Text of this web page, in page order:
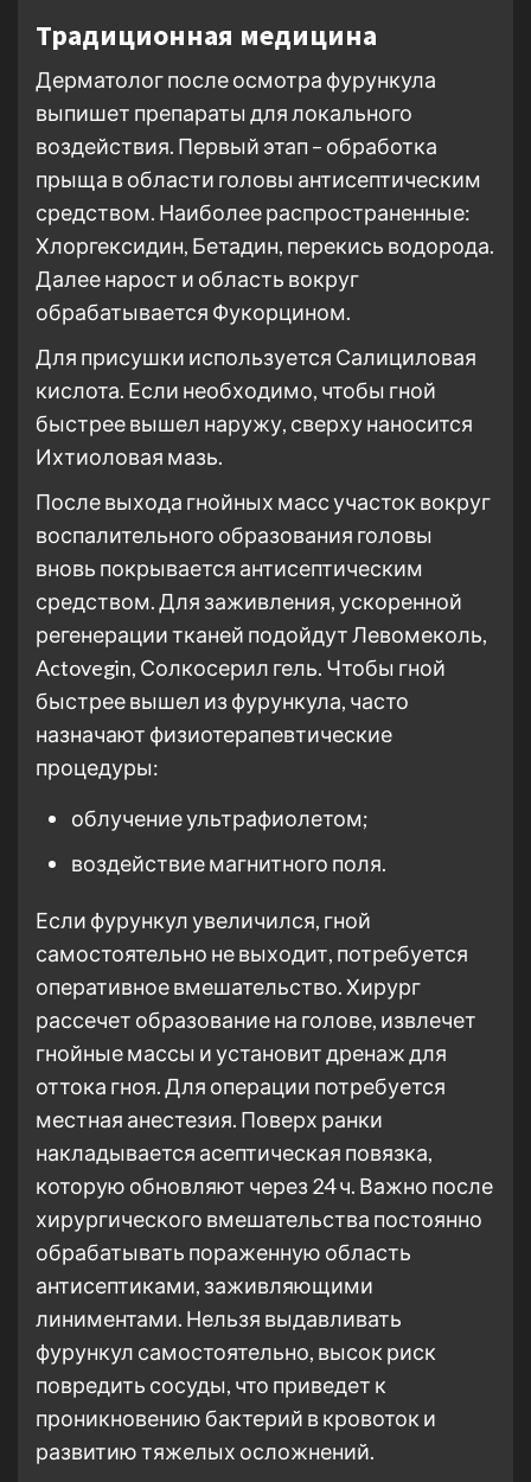
Традиционная медицина
Дерматолог после осмотра фурункула
выпишет препараты для локального
воздействия. Первый этап – обработка
прыща в области головы антисептическим
средством. Наиболее распространенные:
Хлоргексидин, Бетадин, перекись водорода.
Далее нарост и область вокруг
обрабатывается Фукорцином.
Для присушки используется Салициловая
кислота. Если необходимо, чтобы гной
быстрее вышел наружу, сверху наносится
Ихтиоловая мазь.
После выхода гнойных масс участок вокруг
воспалительного образования головы
вновь покрывается антисептическим
средством. Для заживления, ускоренной
регенерации тканей подойдут Левомеколь,
Actovegin, Солкосерил гель. Чтобы гной
быстрее вышел из фурункула, часто
назначают физиотерапевтические
процедуры:
облучение ультрафиолетом;
воздействие магнитного поля.
Если фурункул увеличился, гной
самостоятельно не выходит, потребуется
оперативное вмешательство. Хирург
рассечет образование на голове, извлечет
гнойные массы и установит дренаж для
оттока гноя. Для операции потребуется
местная анестезия. Поверх ранки
накладывается асептическая повязка,
которую обновляют через 24 ч. Важно после
хирургического вмешательства постоянно
обрабатывать пораженную область
антисептиками, заживляющими
линиментами. Нельзя выдавливать
фурункул самостоятельно, высок риск
повредить сосуды, что приведет к
проникновению бактерий в кровоток и
развитию тяжелых осложнений.